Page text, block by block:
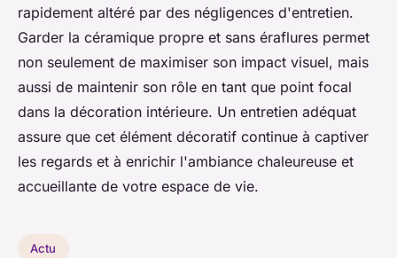
rapidement altéré par des négligences d'entretien.
Garder la céramique propre et sans éraflures permet
non seulement de maximiser son impact visuel, mais
aussi de maintenir son rôle en tant que point focal
dans la décoration intérieure. Un entretien adéquat
assure que cet élément décoratif continue à captiver
les regards et à enrichir l'ambiance chaleureuse et
accueillante de votre espace de vie.
Actu